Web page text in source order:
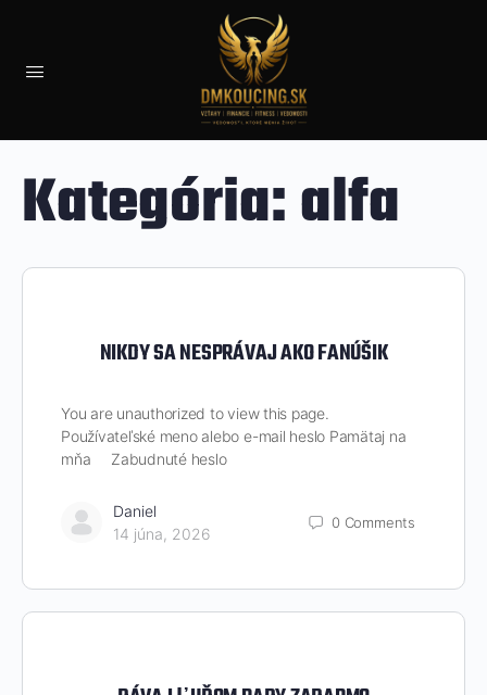
Kategória:alfa
NIKDY SA NESPRÁVAJ AKO FANÚŠIK
You are unauthorized to view this page.
Používateľské meno alebo e-mail heslo Pamätaj na
mňa Zabudnuté heslo
Daniel
14 júna, 2026
0 Comments